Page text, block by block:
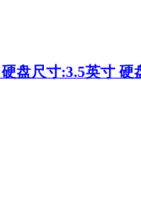
盘尺寸:3.5英寸